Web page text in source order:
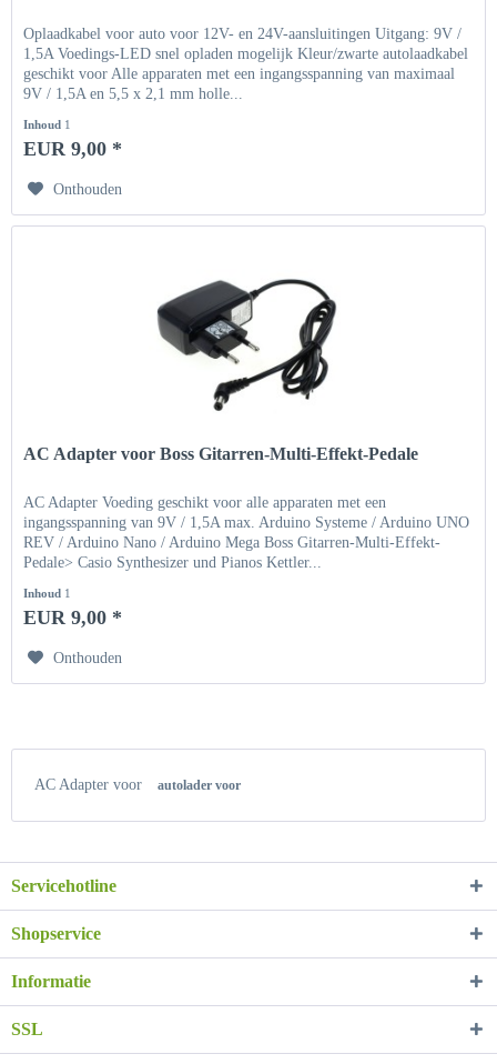
Oplaadkabel voor auto voor 12V- en 24V-aansluitingen Uitgang: 9V /
1,5A Voedings-LED snel opladen mogelijk Kleur/zwarte autolaadkabel
geschikt voor Alle apparaten met een ingangsspanning van maximaal
9V / 1,5A en 5,5 x 2,1 mm holle...
Inhoud 1
EUR 9,00 *
Onthouden
AC Adapter voor Boss Gitarren-Multi-Effekt-Pedale
AC Adapter Voeding geschikt voor alle apparaten met een
ingangsspanning van 9V / 1,5A max. Arduino Systeme / Arduino UNO
REV / Arduino Nano / Arduino Mega Boss Gitarren-Multi-Effekt-
Pedale> Casio Synthesizer und Pianos Kettler...
Inhoud 1
EUR 9,00 *
Onthouden
AC Adapter voor autolader voor
Servicehotline
Shopservice
Informatie
SSL